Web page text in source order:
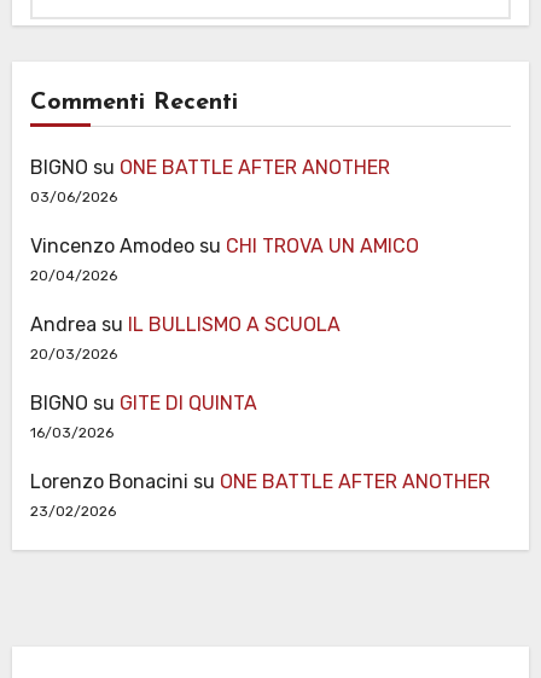
Commenti Recenti
BIGNO su ONE BATTLE AFTER ANOTHER
03/06/2026
Vincenzo Amodeosu CHI TROVA UN AMICO
20/04/2026
Andrea su IL BULLISMO A SCUOLA
20/03/2026
BIGNO su GITE DI QUINTA
16/03/2026
Lorenzo Bonacini su ONE BATTLE AFTER ANOTHER
23/02/2026